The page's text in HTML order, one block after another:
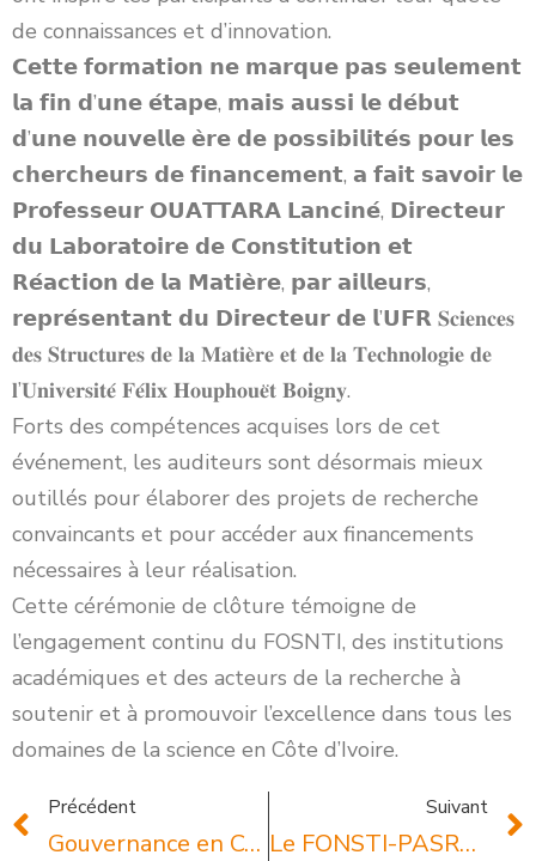
de connaissances et d’innovation.
𝗖𝗲𝘁𝘁𝗲 𝗳𝗼𝗿𝗺𝗮𝘁𝗶𝗼𝗻 𝗻𝗲 𝗺𝗮𝗿𝗾𝘂𝗲 𝗽𝗮𝘀 𝘀𝗲𝘂𝗹𝗲𝗺𝗲𝗻𝘁
𝗹𝗮 𝗳𝗶𝗻 𝗱’𝘂𝗻𝗲 𝗲́𝘁𝗮𝗽𝗲, 𝗺𝗮𝗶𝘀 𝗮𝘂𝘀𝘀𝗶 𝗹𝗲 𝗱𝗲́𝗯𝘂𝘁
𝗱’𝘂𝗻𝗲 𝗻𝗼𝘂𝘃𝗲𝗹𝗹𝗲 𝗲̀𝗿𝗲 𝗱𝗲 𝗽𝗼𝘀𝘀𝗶𝗯𝗶𝗹𝗶𝘁𝗲́𝘀 𝗽𝗼𝘂𝗿 𝗹𝗲𝘀
𝗰𝗵𝗲𝗿𝗰𝗵𝗲𝘂𝗿𝘀 𝗱𝗲 𝗳𝗶𝗻𝗮𝗻𝗰𝗲𝗺𝗲𝗻𝘁, 𝗮 𝗳𝗮𝗶𝘁 𝘀𝗮𝘃𝗼𝗶𝗿 𝗹𝗲
𝗣𝗿𝗼𝗳𝗲𝘀𝘀𝗲𝘂𝗿 𝗢𝗨𝗔𝗧𝗧𝗔𝗥𝗔 𝗟𝗮𝗻𝗰𝗶𝗻𝗲́, 𝗗𝗶𝗿𝗲𝗰𝘁𝗲𝘂𝗿
𝗱𝘂 𝗟𝗮𝗯𝗼𝗿𝗮𝘁𝗼𝗶𝗿𝗲 𝗱𝗲 𝗖𝗼𝗻𝘀𝘁𝗶𝘁𝘂𝘁𝗶𝗼𝗻 𝗲𝘁
𝗥𝗲́𝗮𝗰𝘁𝗶𝗼𝗻 𝗱𝗲 𝗹𝗮 𝗠𝗮𝘁𝗶𝗲̀𝗿𝗲, 𝗽𝗮𝗿 𝗮𝗶𝗹𝗹𝗲𝘂𝗿𝘀,
𝗿𝗲𝗽𝗿𝗲́𝘀𝗲𝗻𝘁𝗮𝗻𝘁 𝗱𝘂 𝗗𝗶𝗿𝗲𝗰𝘁𝗲𝘂𝗿 𝗱𝗲 𝗹’𝗨𝗙𝗥 𝐒𝐜𝐢𝐞𝐧𝐜𝐞𝐬
𝐝𝐞𝐬 𝐒𝐭𝐫𝐮𝐜𝐭𝐮𝐫𝐞𝐬 𝐝𝐞 𝐥𝐚 𝐌𝐚𝐭𝐢𝐞̀𝐫𝐞 𝐞𝐭 𝐝𝐞 𝐥𝐚 𝐓𝐞𝐜𝐡𝐧𝐨𝐥𝐨𝐠𝐢𝐞 𝐝𝐞
𝐥’𝐔𝐧𝐢𝐯𝐞𝐫𝐬𝐢𝐭𝐞́ 𝐅𝐞́𝐥𝐢𝐱 𝐇𝐨𝐮𝐩𝐡𝐨𝐮𝐞̈𝐭 𝐁𝐨𝐢𝐠𝐧𝐲.
Forts des compétences acquises lors de cet
événement, les auditeurs sont désormais mieux
outillés pour élaborer des projets de recherche
convaincants et pour accéder aux financements
nécessaires à leur réalisation.
Cette cérémonie de clôture témoigne de
l’engagement continu du FOSNTI, des institutions
académiques et des acteurs de la recherche à
soutenir et à promouvoir l’excellence dans tous les
domaines de la science en Côte d’Ivoire.
Précédent
Gouvernance en Côte d’Ivoire : le FONSTI propose une approche harmonisée et rationalisée de l’évaluation, à travers la recherche et l’innovation
Suivant
Le FONSTI-PASRES transforme l’Université Alassane Ouattara en un creuset d’apprentissage intensif